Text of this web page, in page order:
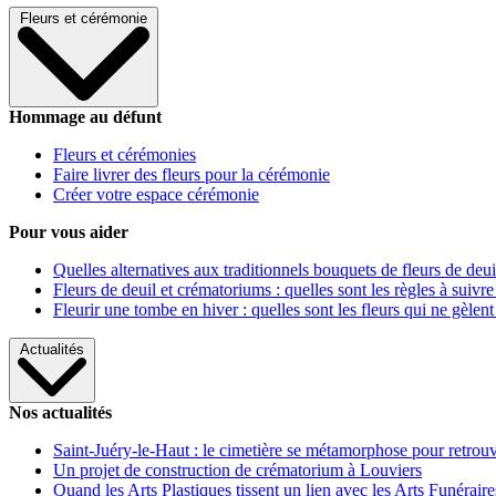
Fleurs et cérémonie
Hommage au défunt
Fleurs et cérémonies
Faire livrer des fleurs pour la cérémonie
Créer votre espace cérémonie
Pour vous aider
Quelles alternatives aux traditionnels bouquets de fleurs de
Fleurs de deuil et crématoriums : quelles sont les règles à
Fleurir une tombe en hiver : quelles sont les fleurs qui ne gèlent
Actualités
Nos actualités
Saint-Juéry-le-Haut : le cimetière se métamorphose pour
Un projet de construction de crématorium à Louviers
Quand les Arts Plastiques tissent un lien avec les Arts